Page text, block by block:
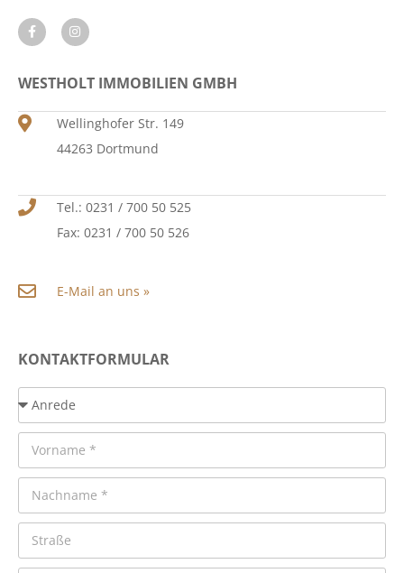
WESTHOLT IMMOBILIEN GMBH
Wellinghofer Str. 149
44263 Dortmund
Tel.: 0231 / 700 50 525
Fax: 0231 / 700 50 526
E-Mail an uns »
KONTAKTFORMULAR